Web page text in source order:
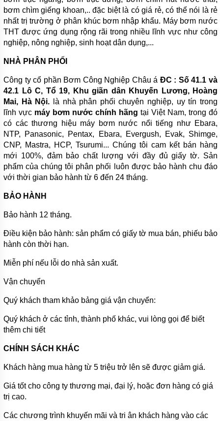
PHUY
MÁY
THỔI
KHÍ
MOTOR
ĐIỆN
PHỤ
KIỆN
MÁY
BƠM
MÁY
BƠM
RỬA
XE,
XỊT
RỬA
MÁY
LẠNH
MÁY
TUẦN
NƯỚC
NÓNG
SỤC
CHÌM
MÁY
BƠM
MÁY
NƯỚC
ĐÌNH
MÁY
HÚT
CHÂN
bơm chìm giếng khoan,.. đặc biệt là có giá rẻ, có thể nói là rẻ
nhất trị trường ở phân khúc bơm nhập khẩu. Máy bơm nước
THT được ứng dụng rộng rãi trong nhiều lĩnh vực như công
nghiệp, nông nghiệp, sinh hoạt dân dụng,...
NHÀ PHÂN PHỐI
Công ty cổ phần Bơm Công Nghiệp Châu á ĐC : Số 41.1 và
42.1 Lô C, Tổ 19, Khu giãn dân Khuyến Lương, Hoàng
Mai, Hà Nội. là nhà phân phối chuyên nghiệp, uy tín trong
lĩnh vực máy bơm nước chính hãng tại Việt Nam, trong đó
có các thương hiệu máy bơm nước nổi tiếng như Ebara,
NTP, Panasonic, Pentax, Ebara, Evergush, Evak, Shimge,
CNP, Mastra, HCP, Tsurumi... Chúng tôi cam kết bán hàng
mới 100%, đảm bảo chất lượng với đầy đủ giấy tờ. Sản
phẩm của chúng tôi phân phối luôn được bảo hành chu đáo
với thời gian bảo hành từ 6 đến 24 tháng.
BẢO HÀNH
Bảo hành 12 tháng.
Điều kiện bảo hành: sản phẩm có giấy tờ mua bán, phiếu bảo
hành còn thời hạn.
Miễn phí nếu lỗi do nhà sản xuất.
Vận chuyển
Quý khách tham khảo bảng giá vận chuyển:
Quý khách ở các tỉnh, thành phố khác, vui lòng gọi để biết
thêm chi tiết
CHÍNH SÁCH KHÁC
Khách hàng mua hàng từ 5 triệu trở lên sẽ được giảm giá.
Giá tốt cho công ty thương mại, đại lý, hoặc đơn hàng có giá
trị cao.
Các chương trình khuyến mãi và tri ân khách hàng vào các